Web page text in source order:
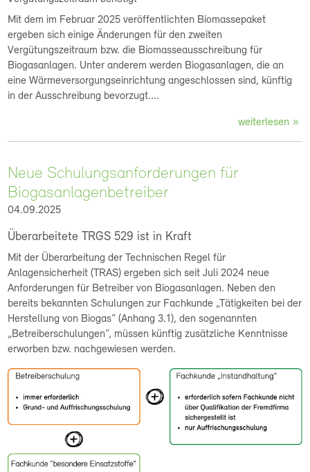
Mit dem im Februar 2025 veröffentlichten Biomassepaket
ergeben sich einige Änderungen für den zweiten
Vergütungszeitraum bzw. die Biomasseausschreibung für
Biogasanlagen. Unter anderem werden Biogasanlagen, die an
eine Wärmeversorgungseinrichtung angeschlossen sind, künftig
in der Ausschreibung bevorzugt....
weiterlesen
Neue Schulungsanforderungen für
Biogasanlagenbetreiber
04.09.2025
Überarbeitete TRGS 529 ist in Kraft
Mit der Überarbeitung der Technischen Regel für
Anlagensicherheit (TRAS) ergeben sich seit Juli 2024 neue
Anforderungen für Betreiber von Biogasanlagen. Neben den
bereits bekannten Schulungen zur Fachkunde „Tätigkeiten bei der
Herstellung von Biogas“ (Anhang 3.1), den sogenannten
„Betreiberschulungen“, müssen künftig zusätzliche Kenntnisse
erworben bzw. nachgewiesen werden.